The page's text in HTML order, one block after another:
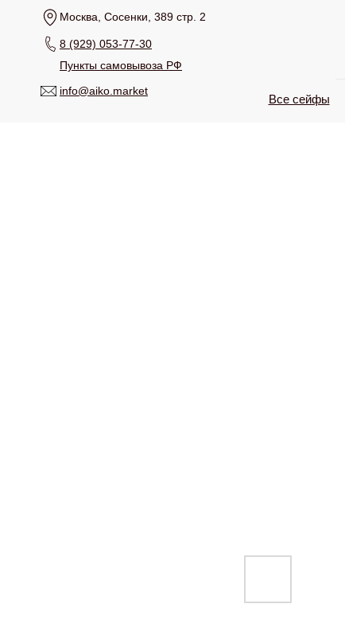
Москва, Сосенки, 389 стр. 2
8 (929) 053-77-30
info@aiko.market
Пункты самовывоза РФ
Все сейфы